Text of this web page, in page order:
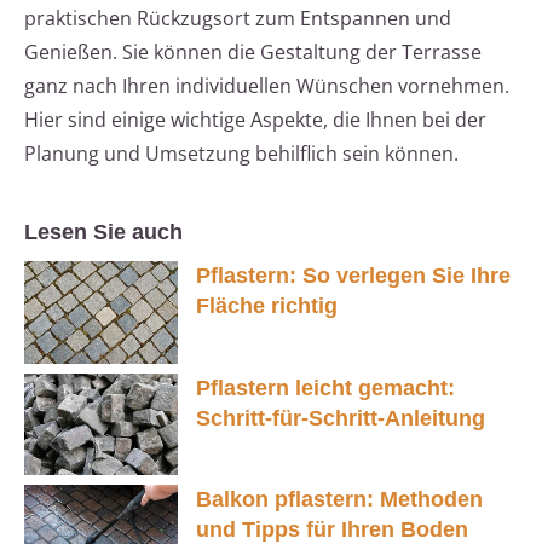
praktischen Rückzugsort zum Entspannen und
Genießen. Sie können die Gestaltung der Terrasse
ganz nach Ihren individuellen Wünschen vornehmen.
Hier sind einige wichtige Aspekte, die Ihnen bei der
Planung und Umsetzung behilflich sein können.
Lesen Sie auch
Pflastern: So verlegen Sie Ihre
Fläche richtig
Pflastern leicht gemacht:
Schritt-für-Schritt-Anleitung
Balkon pflastern: Methoden
und Tipps für Ihren Boden